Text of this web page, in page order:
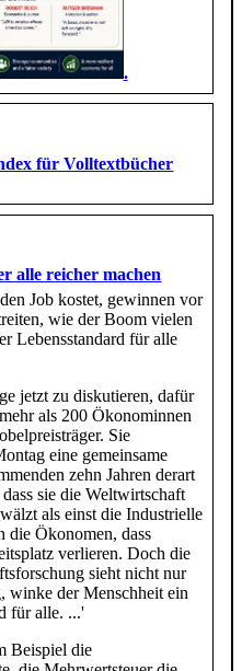
.
für Volltextbücher
alle reicher machen
Job kostet, gewinnen vor
wie der Boom vielen
Lebensstandard für alle
jetzt zu diskutieren, dafür
als 200 Ökonominnen
Sie
eine gemeinsame
zehn Jahren derart
sie die Weltwirtschaft
als einst die Industrielle
die Ökonomen, dass
verlieren. Doch die
sieht nicht nur
winke der Menschheit ein
für alle. ...'
Beispiel die